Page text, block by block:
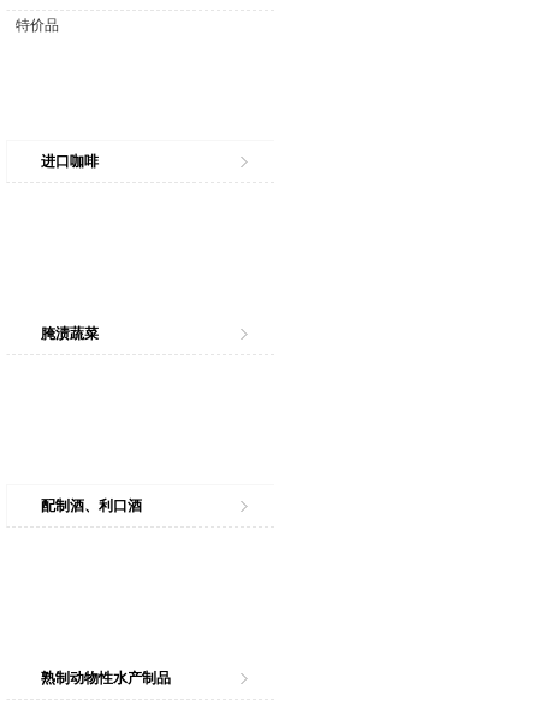
特价品
进口咖啡
腌渍蔬菜
配制酒、利口酒
熟制动物性水产制品